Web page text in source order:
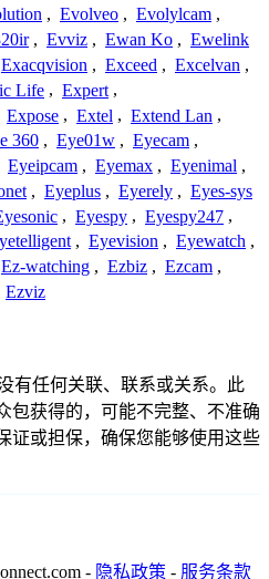
, Evolveo , Evolylcam ,
, Evviz , Ewan Ko , Ewelink
Exacqvision , Exceed , Excelvan ,
Life , Expert ,
Expose , Extel , Extend Lan ,
360 , Eye01w , Eyecam ,
Eyeipcam , Eyemax , Eyenimal ,
, Eyeplus , Eyerely , Eyes-sys
, Eyespy , Eyespy247 ,
, Eyevision , Eyewatch ,
Ez-watching , Ezbiz , Ezcam ,
Ezviz
有任何关联、联系或关系。此
包获得的，可能不完整、不准确
证或担保，确保您能够使用这些
- 隐私政策 - 服务条款